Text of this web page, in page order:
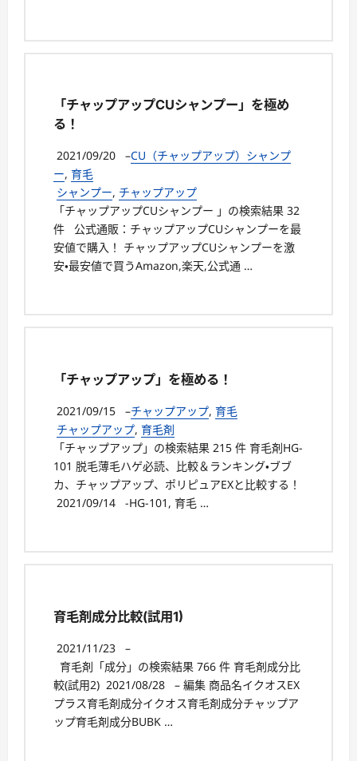
「チャップアップCUシャンプー」を極め
る！
2021/09/20 –CU（チャップアップ）シャンプ
ー, 育毛
シャンプー, チャップアップ
「チャップアップCUシャンプー 」の検索結果 32
件 公式通販：チャップアップCUシャンプーを最
安値で購入！ チャップアップCUシャンプーを激
安・最安値で買うAmazon,楽天,公式通 …
「チャップアップ」を極める！
2021/09/15 –チャップアップ, 育毛
チャップアップ, 育毛剤
「チャップアップ」の検索結果 215 件 育毛剤HG-
101 脱毛薄毛ハゲ必読、比較＆ランキング・ブブ
カ、チャップアップ、ポリピュアEXと比較する！
2021/09/14 -HG-101, 育毛 …
育毛剤成分比較(試用1)
2021/11/23
–
育毛剤「成分」の検索結果 766 件 育毛剤成分比
較(試用2) 2021/08/28 – 編集 商品名イクオスEX
プラス育毛剤成分イクオス育毛剤成分チャップア
ップ育毛剤成分BUBK …